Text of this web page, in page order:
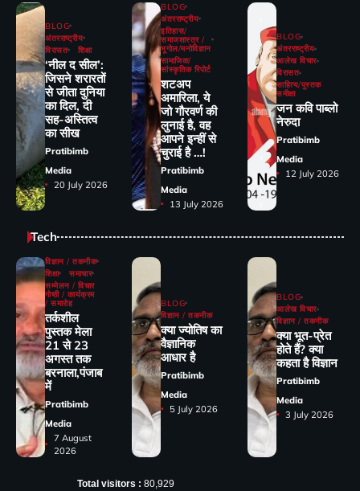
BLOG
अंतरराष्ट्रीय
विरासत
शिक्षा
‘नील द सील’:
जिसने शरारतों
से जीता दुनिया
का दिल, दी
सह-अस्तित्व
का सीख
Pratibimb
Media
20 July 2026
BLOG
अंतरराष्ट्रीय
इतिहास/
समाजशास्त्र /
भूगोल/मनोविज्ञान
सामाजिक/
सांस्कृतिक रिपोर्ट
शटअप
अमारिला, ये
जो गौरवर्ण की
लुनाई है, वह
आपने इन्हीं से
चुराई है …!
Pratibimb
Media
13 July 2026
BLOG
अंतरराष्ट्रीय
आलेख विचार
विरासत
साहित्य/पुस्तक
समीक्षा
जन कवि पाब्लो
नेरुदा
Pratibimb
Media
12 July 2026
Tech
विज्ञान / तकनीक
शिक्षा
समाचार
सम्मेलन / विचार
गोष्ठी / कार्यक्रम
/ समारोह
तर्कशील
पुस्तक मेला
21 से 23
अगस्त तक
बरनाला,पंजाब
में
Pratibimb
Media
7 August
2026
BLOG
विज्ञान / तकनीक
क्या ज्योतिष का
वैज्ञानिक
आधार है
Pratibimb
Media
5 July 2026
BLOG
आलेख विचार
विज्ञान / तकनीक
क्या भूत-प्रेत
होते हैं? क्या
कहता है विज्ञान
Pratibimb
Media
3 July 2026
Total visitors : 80,929